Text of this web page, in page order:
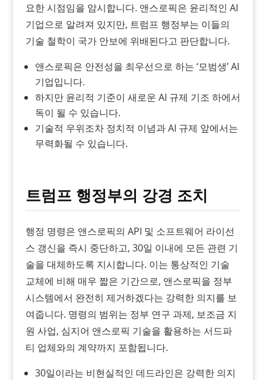
요한 시점임을 암시합니다. 앤스로픽은 윤리적인 AI
기업으로 알려져 있지만, 트럼프 행정부는 이들의
기술 철학이 국가 안보에 위배된다고 판단합니다.
앤스로픽은 안전성을 최우선으로 하는 ‘모범생’ AI
기업입니다.
하지만 윤리적 기준이 새로운 AI 규제 기조 하에서
독이 될 수 있습니다.
기술적 우위조차 정치적 이념과 AI 규제 앞에서는
무력화될 수 있습니다.
트럼프 행정부의 강경 조치
행정 명령은 앤스로픽의 API 및 소프트웨어 라이선
스 갱신을 즉시 중단하고, 30일 이내에 모든 관련 기
술을 대체하도록 지시합니다. 이는 통상적인 기술
교체에 비해 매우 짧은 기간으로, 앤스로픽을 정부
시스템에서 완전히 제거하겠다는 강력한 의지를 보
여줍니다. 명령의 범위는 정부 연구 과제, 보조금 지
원 사업, 심지어 앤스로픽 기술을 활용하는 서드파
티 업체와의 계약까지 포함됩니다.
30일이라는 비현실적인 데드라인은 강력한 의지